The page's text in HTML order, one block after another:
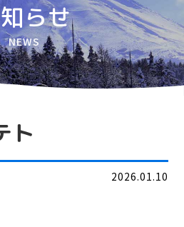
らせ
NEWS
ト
2026.01.10